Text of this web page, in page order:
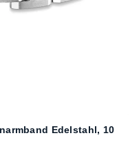
Edelstahl, 10